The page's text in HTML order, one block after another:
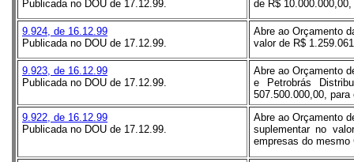
Publicada no DOU de 17.12.99.
de R$
9.924, de 16.12.99
Publicada no DOU de 17.12.99.
Abre ao Orçamento
valor de R$
9.923, de 16.12.99
Publicada no DOU de 17.12.99.
Abre ao Orçamento
e Petrobrás
507.500.000,00,
9.922, de 16.12.99
Publicada no DOU de 17.12.99.
Abre ao Orçamento
suplementar no
empresas do mesmo